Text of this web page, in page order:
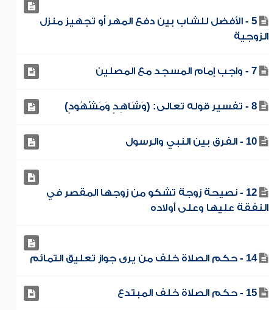
5 - الأفضل للشاب بين دفع المهر أو تجهيز منزل
الزوجية
7 - واجب إمام المسجد مع المصلين
8 - تفسير قوله تعالى: (وَشَاهِدٍ وَمَشْهُودٍ)
10 - الفرق بين النبي والرسول
12 - نصيحة زوجة تشكو من زوجها المقصر في
النفقة عليها وعلى أولاده
14 - حكم الصلاة خلف من يرى جواز تعليق التمائم
15 - حكم الصلاة خلف المبتدع